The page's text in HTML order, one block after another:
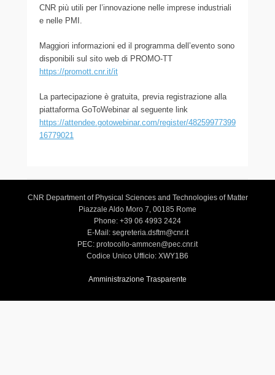
CNR più utili per l’innovazione nelle imprese industriali
e nelle PMI.
Maggiori informazioni ed il programma dell’evento sono
disponibili sul sito web di PROMO-TT
https://promott.cnr.it/it
La partecipazione è gratuita, previa registrazione alla
piattaforma GoToWebinar al seguente link
https://attendee.gotowebinar.com/register/48259977399
16779021
CNR Department of Physical Sciences and Technologies of Matter
Piazzale Aldo Moro 7, 00185 Rome
Phone: +39 06 4993 2424
E-Mail: segreteria.dsftm@cnr.it
PEC: protocollo-ammcen@pec.cnr.it
Codice Unico Ufficio: XWY1B6
Amministrazione Trasparente